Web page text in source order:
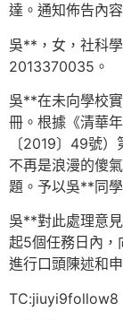
達。通知佈告內容
吳**，女，社科
2013370035。
吳**在未向學校
冊。根據《清華
〔2019〕49號
不再是浪漫的傻
題。予以吳**同
吳**對此處理意
起5個任務日內，
進行口頭陳述和申
TC:jiuyi9follow8